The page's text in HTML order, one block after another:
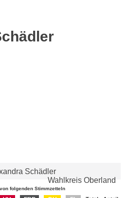
Schädler
Wahlkreis Oberland
folgenden Stimmzetteln